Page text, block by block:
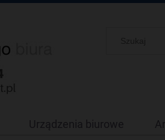
Urządzenia biurowe